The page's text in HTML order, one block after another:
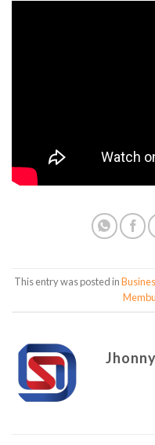
This entry was posted in